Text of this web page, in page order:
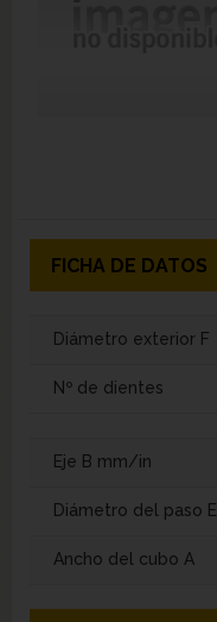
FICHA DE DATOS
Diámetro exterior F
Nº de dientes
Eje B mm/in
Diámetro del paso E
Ancho del cubo A